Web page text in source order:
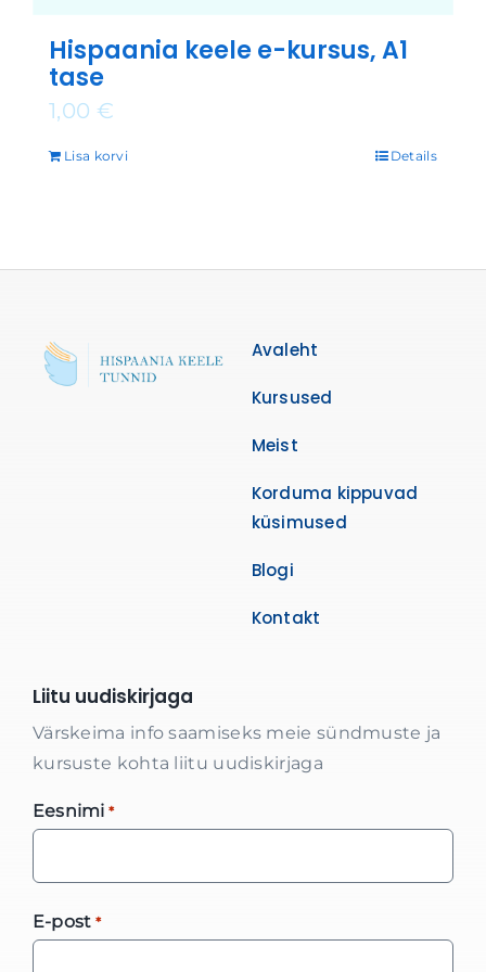
Hispaania keele e-kursus, A1
tase
1,00 €
Lisa korvi Details
Avaleht
Kursused
Meist
Korduma kippuvad
küsimused
Blogi
Kontakt
Liitu uudiskirjaga
Värskeima info saamiseks meie sündmuste ja
kursuste kohta liitu uudiskirjaga
Eesnimi *
E-post *